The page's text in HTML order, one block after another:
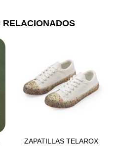
RELACIONADOS
ZAPATILLAS TELAROX